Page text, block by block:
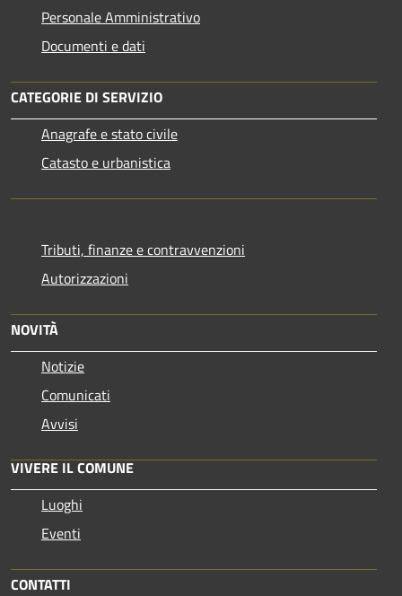
Personale Amministrativo
Documenti e dati
CATEGORIE DI SERVIZIO
Anagrafe e stato civile
Catasto e urbanistica
Tributi, finanze e contravvenzioni
Autorizzazioni
NOVITÀ
Notizie
Comunicati
Avvisi
VIVERE IL COMUNE
Luoghi
Eventi
CONTATTI